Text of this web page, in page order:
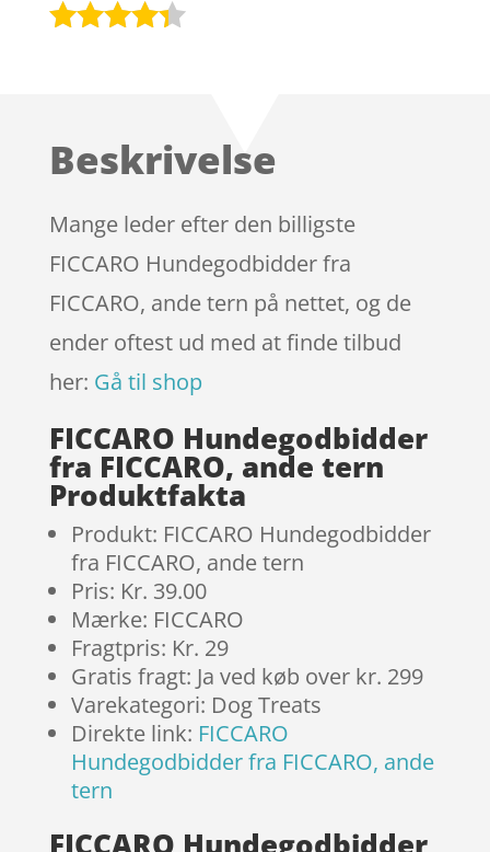
på
mmelser
Beskrivelse
Mange leder efter den billigste
FICCARO Hundegodbidder fra
FICCARO, ande tern på nettet, og de
ender oftest ud med at finde tilbud
her: Gå til shop
FICCARO Hundegodbidder
fra FICCARO, ande tern
Produktfakta
Produkt: FICCARO Hundegodbidder
fra FICCARO, ande tern
Pris: Kr. 39.00
Mærke: FICCARO
Fragtpris: Kr. 29
Gratis fragt: Ja ved køb over kr. 299
Varekategori: Dog Treats
Direkte link: FICCARO
Hundegodbidder fra FICCARO, ande
tern